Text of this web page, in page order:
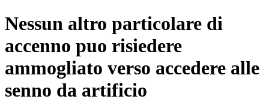
Nessun altro particolare di
accenno puo risiedere
ammogliato verso accedere alle
senno da artificio